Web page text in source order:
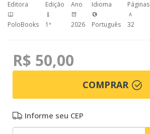
Editora
PoloBooks
Edição
1ª
Ano
2026
Idioma
Português
Páginas
32
R$ 50,00
COMPRAR
Informe seu CEP